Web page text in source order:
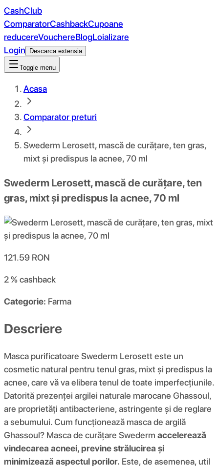
CashClub
ComparatorCashbackCupoane
reducereVouchereBlogLoializare
Login
Descarca extensia
Toggle menu
Acasa
Comparator preturi
Swederm Lerosett, mască de curățare, ten gras,
mixt și predispus la acnee, 70 ml
Swederm Lerosett, mască de curățare, ten
gras, mixt și predispus la acnee, 70 ml
121.59 RON
2 %cashback
Categorie: Farma
Descriere
Masca purificatoare Swederm Lerosett este un
cosmetic natural pentru tenul gras, mixt și predispus la
acnee, care vă va elibera tenul de toate imperfecțiunile.
Datorită prezenței argilei naturale marocane Ghassoul,
are proprietăți antibacteriene, astringente și de reglare
a sebumului. Cum funcționează masca de argilă
Ghassoul? Masca de curățare Swederm accelerează
vindecarea acneei, previne strălucirea și
minimizează aspectul porilor. Este, de asemenea, util